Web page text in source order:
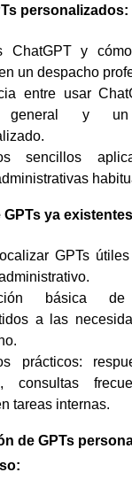
personalizados:
ChatGPT y
un despacho
entre usar
general y
sencillos
GPTs ya
GPTs
básica
a las
prácticos:
consultas
tareas internas.
de GPTs